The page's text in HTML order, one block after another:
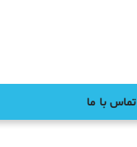
تماس با ما